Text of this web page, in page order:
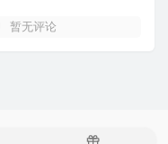
暂无评论
随